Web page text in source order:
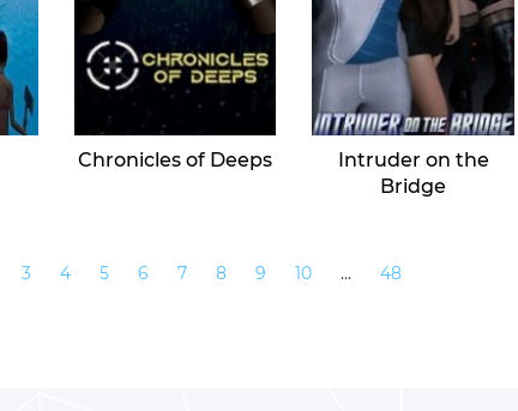
Chronicles of Deeps
Intruder on the
Bridge
3 4 5 6 7 8 9 10 ... 48